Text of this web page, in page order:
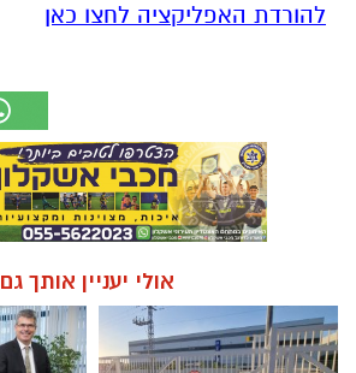
להורדת האפליקציה לחצו כאן
אולי יעניין אותך גם